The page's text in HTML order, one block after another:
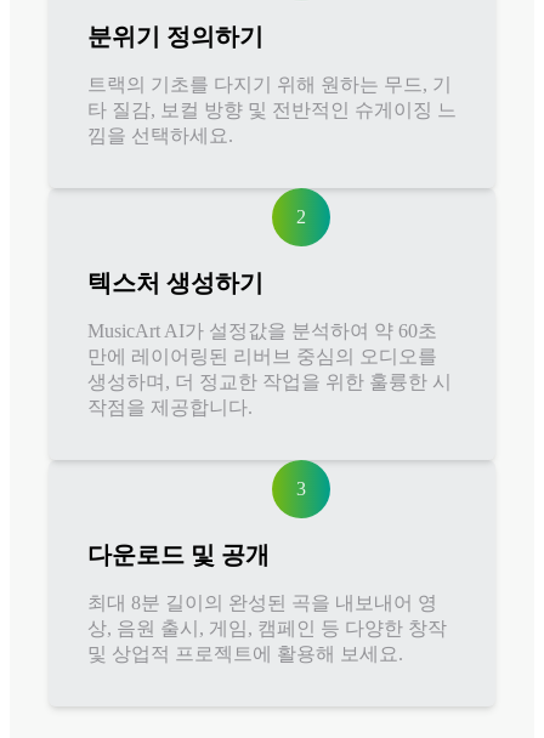
분위기 정의하기
트랙의 기초를 다지기 위해 원하는 무드, 기
타 질감, 보컬 방향 및 전반적인 슈게이징 느
낌을 선택하세요.
2
텍스처 생성하기
MusicArt AI가 설정값을 분석하여 약 60초
만에 레이어링된 리버브 중심의 오디오를
생성하며, 더 정교한 작업을 위한 훌륭한 시
작점을 제공합니다.
3
다운로드 및 공개
최대 8분 길이의 완성된 곡을 내보내어 영
상, 음원 출시, 게임, 캠페인 등 다양한 창작
및 상업적 프로젝트에 활용해 보세요.